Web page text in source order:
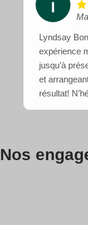
Lyndsay
expérience
jusqu’à
et
résultat!
Nos